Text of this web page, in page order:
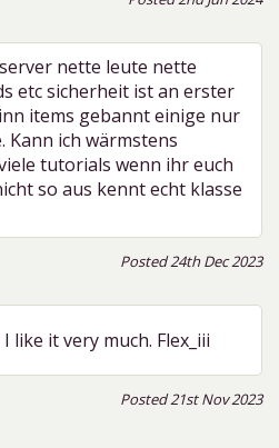
nette leute nette
etc sicherheit ist an erster
items gebannt einige nur
Kann ich wärmstens
tutorials wenn ihr euch
so aus kennt echt klasse
Posted 24th Dec 2023
like it very much. Flex_iii
Posted 21st Nov 2023